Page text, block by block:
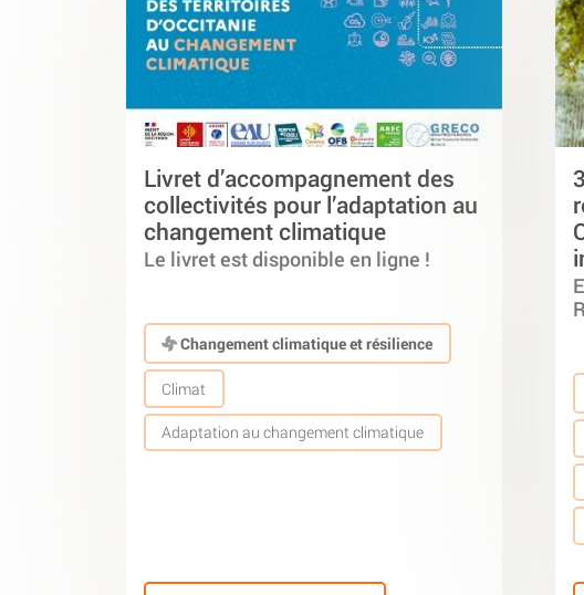
Livret d’accompagnement des
collectivités pour l’adaptation au
changement climatique
Le livret est disponible en ligne !
Changement climatique et résilience
Climat
Adaptation au changement climatique